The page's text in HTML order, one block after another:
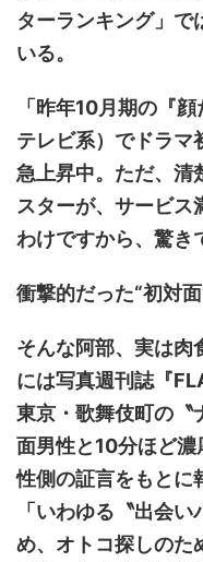
ターランキング」で
いる。
「昨年10月期の『
テレビ系）でドラマ
急上昇中。ただ、清
スターが、サービス
わけですから、驚き
衝撃的だった“初対
そんな阿部、実は肉
には写真週刊誌『
東京・歌舞伎町の〝
面男性と10分ほど濃
性側の証言をもとに
「いわゆる〝出会
め、オトコ探しのた